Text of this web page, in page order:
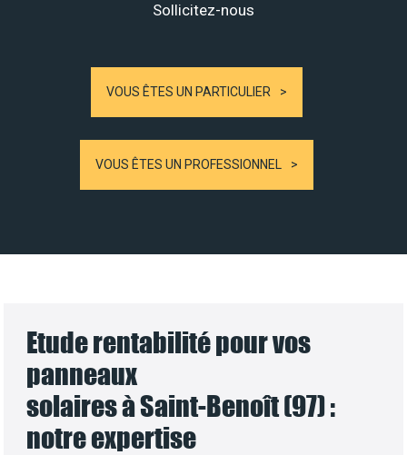
Sollicitez-nous
VOUS ÊTES UN PARTICULIER
VOUS ÊTES UN PROFESSIONNEL
Etude rentabilité pour vos
panneaux
solaires à Saint-Benoît (97) :
notre expertise